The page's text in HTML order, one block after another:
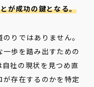
が成功の鍵となる。
りではありません。
一歩を踏み出すための
社の現状を見つめ直
が存在するのかを特定